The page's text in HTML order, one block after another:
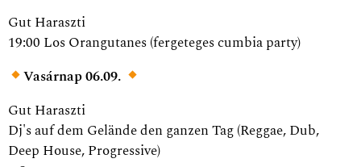
Gut Haraszti
19:00 Los Orangutanes (fergeteges cumbia party)
Vasárnap 06.09.
Gut Haraszti
Dj's auf dem Gelände den ganzen Tag (Reggae, Dub,
Deep House, Progressive)